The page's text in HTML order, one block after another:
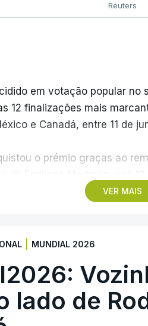
Reuters
VER MAIS
em votação popular no
12 finalizações mais
e Canadá, entre 11 de
o prémio graças ao
que fez Cabo Verde
considerou que o
qualquer jogador gostaria
MUNDIAL 2026
lado de